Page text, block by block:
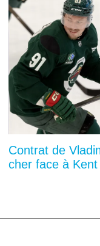
Contrat de
cher face à